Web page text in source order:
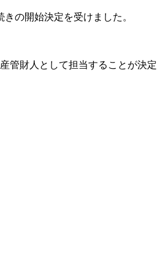
の開始決定を受けました。
管財人として担当することが決定